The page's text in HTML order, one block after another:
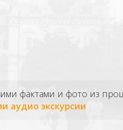
фактами и фото из
аудио экскурсии